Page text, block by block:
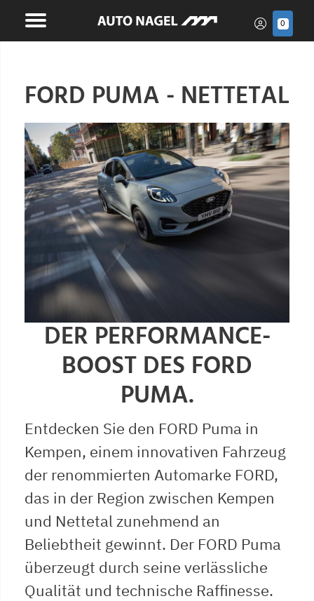
0
FORD PUMA - NETTETAL
DER PERFORMANCE-
BOOST DES FORD
PUMA.
Entdecken Sie den FORD Puma in
Kempen, einem innovativen Fahrzeug
der renommierten Automarke FORD,
das in der Region zwischen Kempen
und Nettetal zunehmend an
Beliebtheit gewinnt. Der FORD Puma
überzeugt durch seine verlässliche
Qualität und technische Raffinesse.